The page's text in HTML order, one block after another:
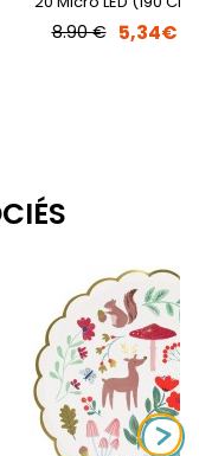
8.90 € 5,34€